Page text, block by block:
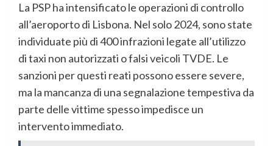
La PSP ha intensificato le operazioni di controllo
all’aeroporto di Lisbona. Nel solo 2024, sono state
individuate più di 400 infrazioni legate all’utilizzo
di taxi non autorizzati o falsi veicoli TVDE. Le
sanzioni per questi reati possono essere severe,
ma la mancanza di una segnalazione tempestiva da
parte delle vittime spesso impedisce un
intervento immediato.